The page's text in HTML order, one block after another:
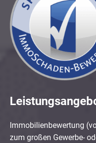
Immobilienbewertung
zum großen Gewerbe-